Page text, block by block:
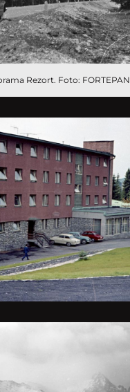
Rezort. Foto: FORTEPAN